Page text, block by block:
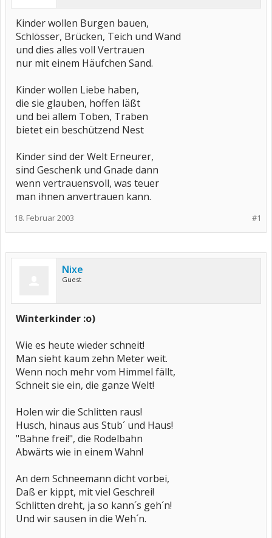
Kinder wollen Burgen bauen,
Schlösser, Brücken, Teich und Wand
und dies alles voll Vertrauen
nur mit einem Häufchen Sand.
Kinder wollen Liebe haben,
die sie glauben, hoffen läßt
und bei allem Toben, Traben
bietet ein beschützend Nest
Kinder sind der Welt Erneurer,
sind Geschenk und Gnade dann
wenn vertrauensvoll, was teuer
man ihnen anvertrauen kann.
#1
18. Februar 2003
Nixe
Guest
Winterkinder :o)
Wie es heute wieder schneit!
Man sieht kaum zehn Meter weit.
Wenn noch mehr vom Himmel fällt,
Schneit sie ein, die ganze Welt!
Holen wir die Schlitten raus!
Husch, hinaus aus Stub´ und Haus!
"Bahne frei!", die Rodelbahn
Abwärts wie in einem Wahn!
An dem Schneemann dicht vorbei,
Daß er kippt, mit viel Geschrei!
Schlitten dreht, ja so kann´s geh´n!
Und wir sausen in die Weh´n.